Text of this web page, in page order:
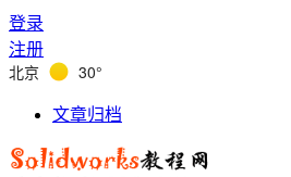
登录
注册
北京 30°
文章归档